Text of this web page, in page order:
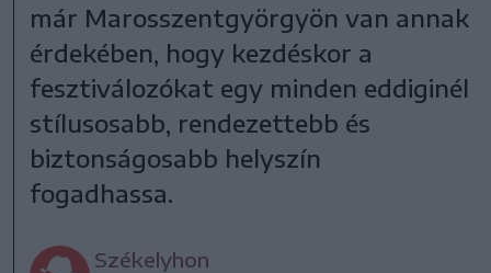
már Marosszentgyörgyön van annak
érdekében, hogy kezdéskor a
fesztiválozókat egy minden eddiginél
stílusosabb, rendezettebb és
biztonságosabb helyszín
fogadhassa.
Székelyhon